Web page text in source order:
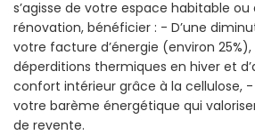
s’agisse de votre espace habitable ou
rénovation, bénéficier : - D’une
votre facture d’énergie (environ 25%),
déperditions thermiques en hiver et
confort intérieur grâce à la cellulose, -
votre barème énergétique qui
de revente.